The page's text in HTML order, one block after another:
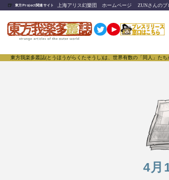
🍺 東方Project関連サイト 上海アリス幻樂団 ホームページ ZUNさんのブ
誌(とうほうがらくたそうし)は、世界有数の「同人」たちがあふれる東
4月